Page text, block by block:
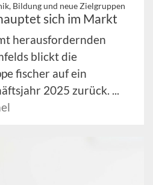
Bildung und neue Zielgruppen
sich im Markt
herausfordernden
blickt die
fischer auf ein
2025 zurück. ...